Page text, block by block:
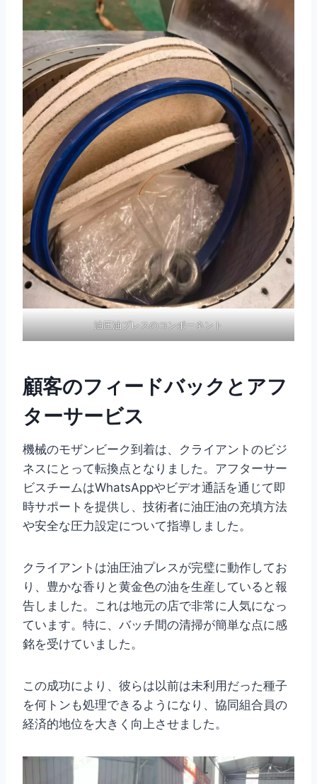
油圧油プレスのコンポーネント
顧客のフィードバックとアフ
ターサービス
機械のモザンビーク到着は、クライアントのビジ
ネスにとって転換点となりました。アフターサー
ビスチームはWhatsAppやビデオ通話を通じて即
時サポートを提供し、技術者に油圧油の充填方法
や安全な圧力設定について指導しました。
クライアントは油圧油プレスが完璧に動作してお
り、豊かな香りと黄金色の油を生産していると報
告しました。これは地元の店で非常に人気になっ
ています。特に、バッチ間の清掃が簡単な点に感
銘を受けていました。
この成功により、彼らは以前は未利用だった種子
を何トンも処理できるようになり、協同組合員の
経済的地位を大きく向上させました。